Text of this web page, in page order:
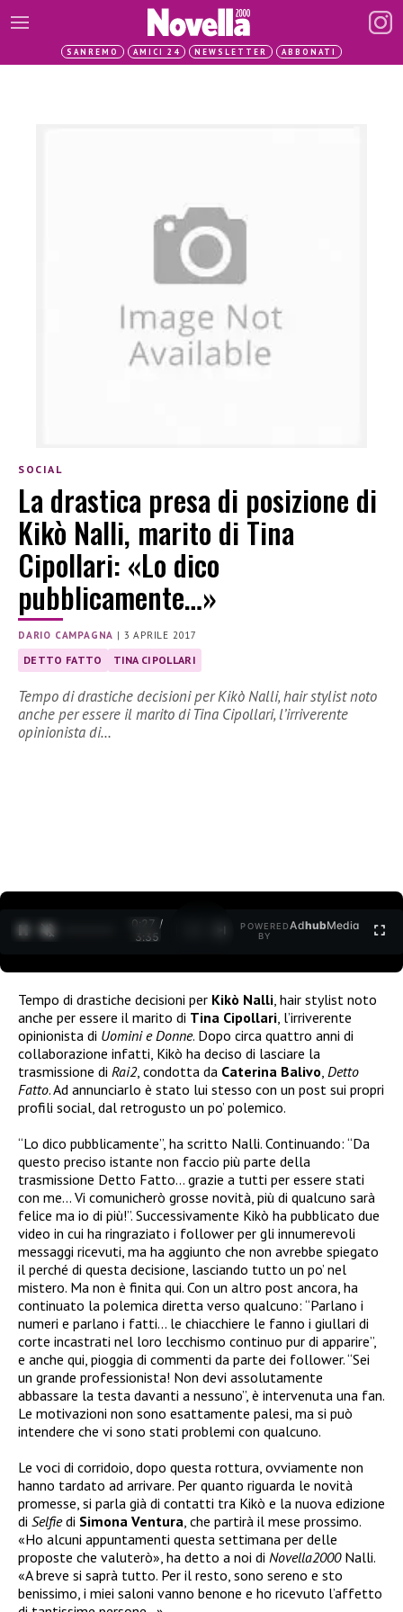
SANREMO AMICI 24 NEWSLETTER ABBONATI
SOCIAL
La drastica presa di posizione di
Kikò Nalli, marito di Tina
Cipollari: «Lo dico
pubblicamente…»
DARIO CAMPAGNA | 3 APRILE 2017
DETTO FATTO TINA CIPOLLARI
Tempo di drastiche decisioni per Kikò Nalli, hair stylist noto
anche per essere il marito di Tina Cipollari, l’irriverente
opinionista di…
0:27 /
3:35
POWERED
BY
AdhubMedia
Tempo di drastiche decisioni per Kikò Nalli , hair stylist noto
anche per essere il marito di Tina Cipollari , l’irriverente
opinionista di Uomini e Donne. Dopo circa quattro anni di
collaborazione infatti, Kikò ha deciso di lasciare la
trasmissione di Rai2, condotta da Caterina Balivo Detto
Fatto. Ad annunciarlo è stato lui stesso con un post sui propri
profili social, dal retrogusto un po’ polemico.
“Lo dico pubblicamente”, ha scritto Nalli. Continuando: “Da
questo preciso istante non faccio più parte della
trasmissione Detto Fatto… grazie a tutti per essere stati
con me… Vi comunicherò grosse novità, più di qualcuno sarà
felice ma io di più!”. Successivamente Kikò ha pubblicato due
video in cui ha ringraziato i follower per gli innumerevoli
messaggi ricevuti, ma ha aggiunto che non avrebbe spiegato
il perché di questa decisione, lasciando tutto un po’ nel
mistero. Ma non è finita qui. Con un altro post ancora, ha
continuato la polemica diretta verso qualcuno: “Parlano i
numeri e parlano i fatti… le chiacchiere le fanno i giullari di
corte incastrati nel loro lecchismo continuo pur di apparire”,
e anche qui, pioggia di commenti da parte dei follower. “Sei
un grande professionista! Non devi assolutamente
abbassare la testa davanti a nessuno”, è intervenuta una fan.
Le motivazioni non sono esattamente palesi, ma si può
intendere che vi sono stati problemi con qualcuno.
Le voci di corridoio, dopo questa rottura, ovviamente non
hanno tardato ad arrivare. Per quanto riguarda le novità
promesse, si parla già di contatti tra Kikò e la nuova edizione
di Selfiedi Simona Ventura , che partirà il mese prossimo.
«Ho alcuni appuntamenti questa settimana per delle
proposte che valuterò», ha detto a noi di Novella2000Nalli.
«A breve si saprà tutto. Per il resto, sono sereno e sto
benissimo, i miei saloni vanno benone e ho ricevuto l’affetto